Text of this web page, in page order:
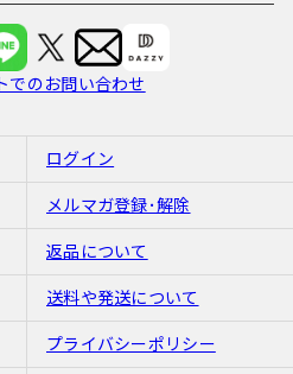
でのお問い合わせ
ログイン
メルマガ登録･解除
返品について
送料や発送について
プライバシーポリシー